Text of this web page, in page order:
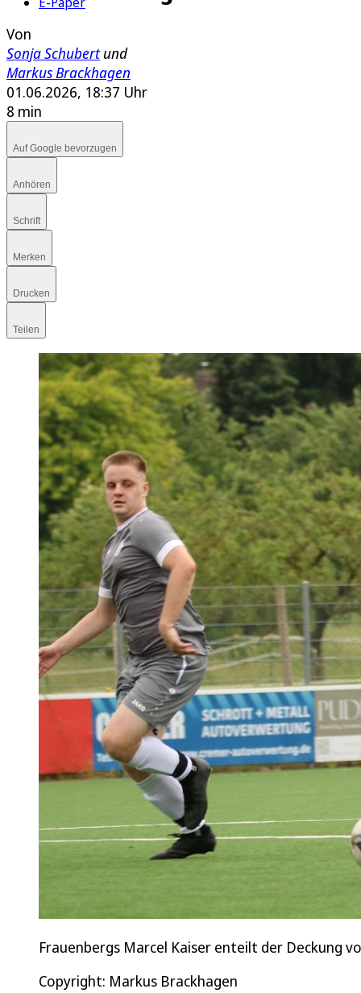
Von
Sonja Schubertund
Markus Brackhagen
01.06.2026, 18:37 Uhr
8 min
Auf Google bevorzugen
Anhören
Schrift
Merken
Drucken
Teilen
Frauenbergs Marcel Kaiser enteilt der Deckung
Copyright: Markus Brackhagen